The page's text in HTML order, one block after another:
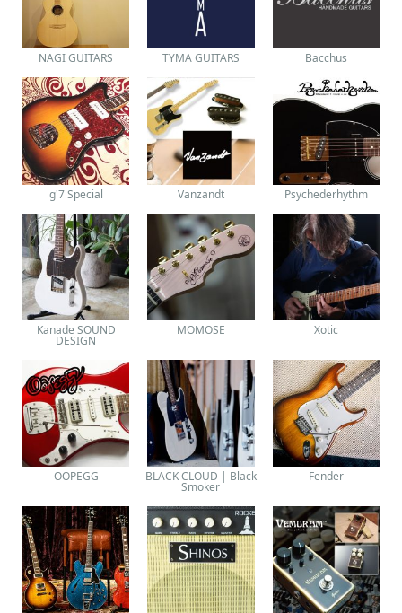
NAGI GUITARS TYMA GUITARS Bacchus
g'7 Special Vanzandt Psychederhythm
Kanade SOUND
DESIGN
MOMOSE Xotic
OOPEGG BLACK CLOUD | Black
Smoker
Fender